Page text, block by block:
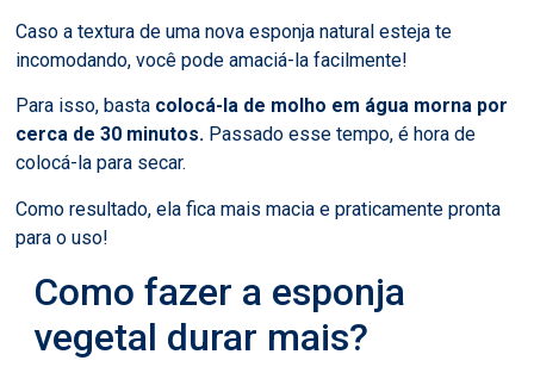
Caso a textura de uma nova esponja natural esteja te
incomodando, você pode amaciá-la facilmente!
Para isso, basta colocá-la de molho em água morna por
cerca de 30 minutos. Passado esse tempo, é hora de
colocá-la para secar.
Como resultado, ela fica mais macia e praticamente pronta
para o uso!
Como fazer a esponja
vegetal durar mais?